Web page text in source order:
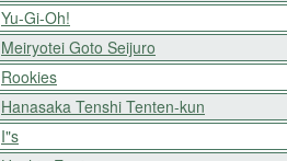
Yu-Gi-Oh!
Meiryotei Goto Seijuro
Rookies
Hanasaka Tenshi Tenten-kun
I"s